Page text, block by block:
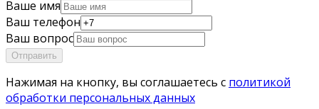
Ваше имя
Ваш телефон
Ваш вопрос
Отправить
Нажимая на кнопку, вы соглашаетесь с политикой
обработки персональных данных